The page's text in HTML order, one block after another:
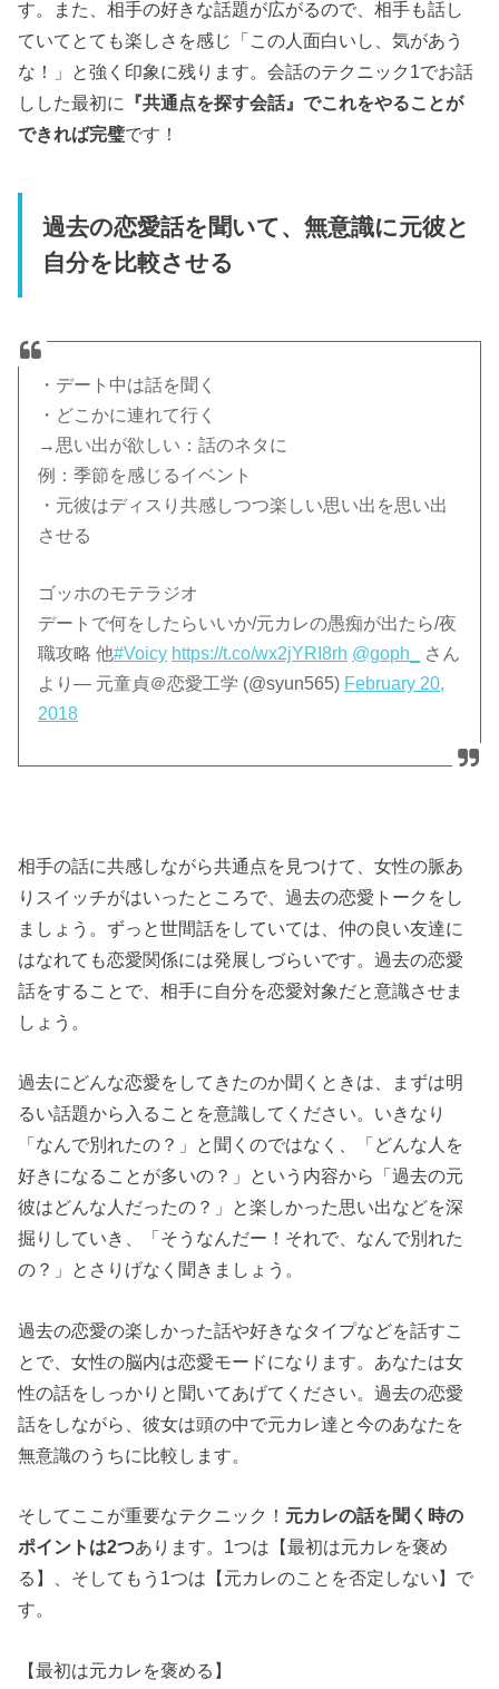
す。また、相手の好きな話題が広がるので、相手も話し
ていてとても楽しさを感じ「この人面白いし、気があう
な！」と強く印象に残ります。会話のテクニック1でお話
しした最初に
『共通点を探す会話』でこれをやることが
できれば完璧です！
過去の恋愛話を聞いて、無意識に元彼と
自分を比較させる
・デート中は話を聞く
・どこかに連れて行く
→思い出が欲しい：話のネタに
例：季節を感じるイベント
・元彼はディスり共感しつつ楽しい思い出を思い出
させる
ゴッホのモテラジオ
デートで何をしたらいいか/元カレの愚痴が出たら/夜
職攻略 他#Voicy https://t.co/wx2jYRI8rh @goph_
さん
より— 元童貞＠恋愛工学 (@syun565) February 20,
2018
相手の話に共感しながら共通点を見つけて、女性の脈あ
りスイッチがはいったところで、過去の恋愛トークをし
ましょう。ずっと世間話をしていては、仲の良い友達に
はなれても恋愛関係には発展しづらいです。過去の恋愛
話をすることで、相手に自分を恋愛対象だと意識させま
しょう。
過去にどんな恋愛をしてきたのか聞くときは、まずは明
るい話題から入ることを意識してください。いきなり
「なんで別れたの？」と聞くのではなく、「どんな人を
好きになることが多いの？」という内容から「過去の元
彼はどんな人だったの？」と楽しかった思い出などを深
掘りしていき、「そうなんだー！それで、なんで別れた
の？」とさりげなく聞きましょう。
過去の恋愛の楽しかった話や好きなタイプなどを話すこ
とで、女性の脳内は恋愛モードになります。あなたは女
性の話をしっかりと聞いてあげてください。過去の恋愛
話をしながら、彼女は頭の中で元カレ達と今のあなたを
無意識のうちに比較します。
そしてここが重要なテクニック！ 元カレの話を聞く時の
ポイントは2つあります。1つは【最初は元カレを褒め
る】、そしてもう1つは【元カレのことを否定しない】で
す。
【最初は元カレを褒める】